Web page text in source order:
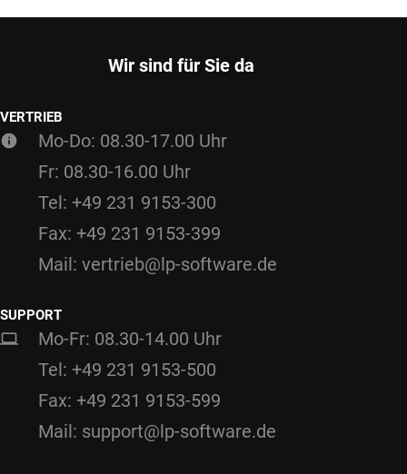
Wir sind für Sie da
VERTRIEB
Mo-Do: 08.30-17.00 Uhr
Fr: 08.30-16.00 Uhr
Tel: +49 231 9153-300
Fax: +49 231 9153-399
Mail: vertrieb@lp-software.de
SUPPORT
Mo-Fr: 08.30-14.00 Uhr
Tel: +49 231 9153-500
Fax: +49 231 9153-599
Mail: support@lp-software.de